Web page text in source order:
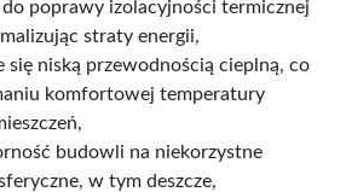
do poprawy izolacyjności termicznej
straty energii,
się niską przewodnością cieplną, co
komfortowej temperatury
budowli na niekorzystne
w tym deszcze,